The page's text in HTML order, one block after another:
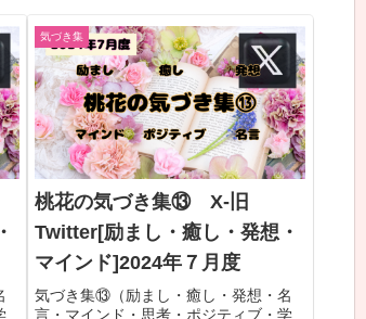
気づき集
桃花の気づき集⑬ X-旧
Twitter[励まし・癒し・発想・
マインド]2024年７月度
気づき集⑬（励まし・癒し・発想・名
言・マインド・思考・ポジティブ・学